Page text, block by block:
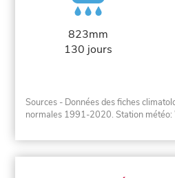
823mm
130 jours
Sources - Données des fiches
normales 1991-2020. Station météo: